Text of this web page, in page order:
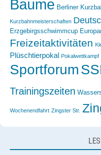
Baume Berliner
Kurzbahnmeisterschaften
Erzgebirgsschwimmcup
Freizeitaktivitäten
Plüschtierpokal Pokalwettkampf
Sportforum
Trainingszeiten
Wochenendfahrt Zingster Str.